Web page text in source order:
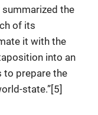
summarized the
of its
it with the
into an
to prepare the
state.”[5]